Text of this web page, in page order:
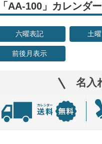
「AA-100」カレンダ
六曜表記 土
前後月表示
名入